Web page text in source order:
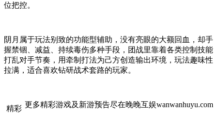
位把控。
阴月属于玩法别致的功能型辅助，没有亮眼的大额回血，却手
握禁锢、减益、持续毒伤多种手段，团战里靠着各类控制技能
打乱对手节奏，用牵制打法为己方创造输出环境，玩法趣味性
拉满，适合喜欢钻研战术套路的玩家。
更多精彩游戏及新游预告尽在晚晚互娱wanwanhuyu.com
精彩